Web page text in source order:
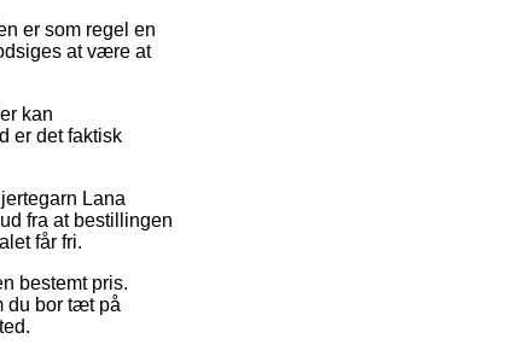
er som regel en
at være at
kan
er det faktisk
Lana
fra at bestillingen
får fri.
bestemt pris.
du bor tæt på